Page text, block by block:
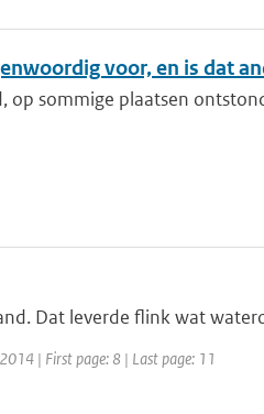
voor, en is dat
op sommige plaatsen
Dat leverde flink wat
| First page: 8 | Last page: 11